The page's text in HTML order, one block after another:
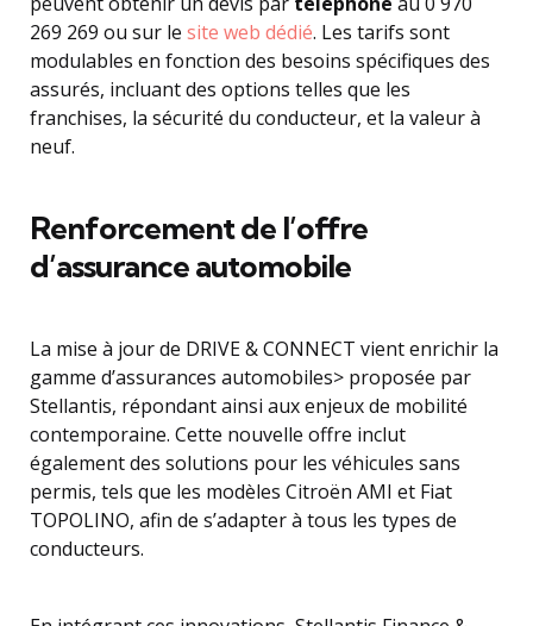
269 269 ou sur le site web dédié. Les tarifs sont
modulables en fonction des besoins spécifiques des
assurés, incluant des options telles que les
franchises, la sécurité du conducteur, et la valeur à
neuf.
Renforcement de l’offre
d’assurance automobile
La mise à jour de DRIVE & CONNECT vient enrichir la
gamme d’assurances automobiles> proposée par
Stellantis, répondant ainsi aux enjeux de mobilité
contemporaine. Cette nouvelle offre inclut
également des solutions pour les véhicules sans
permis, tels que les modèles Citroën AMI et Fiat
TOPOLINO, afin de s’adapter à tous les types de
conducteurs.